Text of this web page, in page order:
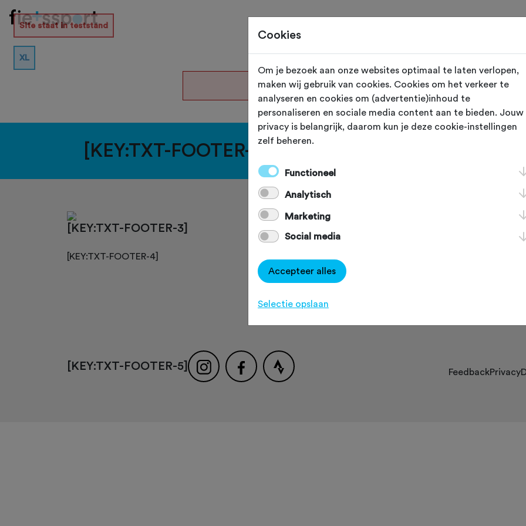
Site staat in teststand
XL
De vereniging met nummer "107002" is niet
[KEY:TXT-FOOTER-1]
[KEY:TXT-FOOTER-3]
[KEY:TXT-FOOTER-4]
Over Fietssport
[KEY:TXT-FOOTER-5] FeedbackPrivacy
Cookies
Om je bezoek aan onze websites optimaal te laten verlopen,
maken wij gebruik van cookies. Cookies om het verkeer te
analyseren en cookies om (advertentie)inhoud te
personaliseren en sociale media content aan te bieden. Jouw
privacy is belangrijk, daarom kun je deze cookie-instellingen
zelf beheren.
Functioneel
Analytisch
Marketing
Social media
Accepteer alles
Selectie opslaan